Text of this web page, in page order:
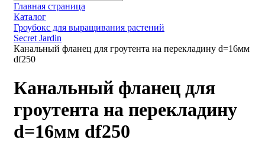
Главная страница
Каталог
Гроубокс для выращивания растений
Secret Jardin
Канальный фланец для гроутента на перекладину d=16мм
df250
Канальный фланец для
гроутента на перекладину
d=16мм df250